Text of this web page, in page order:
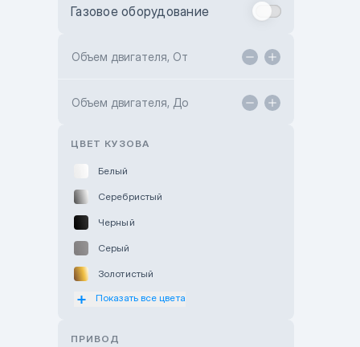
Toyota Kokshetau
Hyundai ShymCity
Газовое оборудование
Объем двигателя, От
Объем двигателя, До
ЦВЕТ КУЗОВА
Белый
Серебристый
Черный
Серый
Золотистый
Оранжевый
Показать все цвета
ПРИВОД